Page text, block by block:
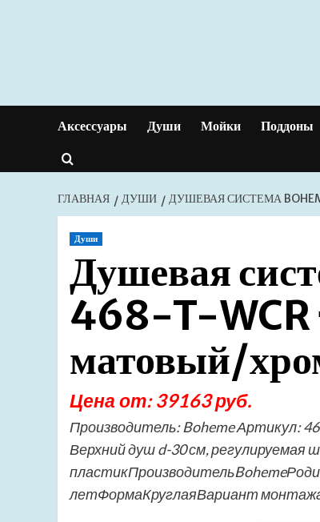
Аксессуары Души Мойки Поддоны
ГЛАВНАЯ ДУШИ ДУШЕВАЯ СИСТЕМА
Души
Душевая
468-T-WCR
матовый/
Цена от: 39163 руб.
Производитель: Boheme Артикул:
Верхний душ d-30 см,
летФормаКруглаяВариант